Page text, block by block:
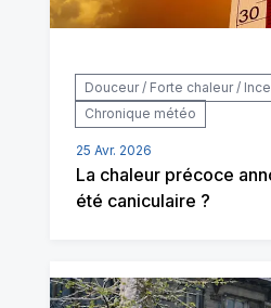
Douceur / Forte chaleur /
Chronique météo
25 Avr. 2026
La chaleur précoce
été caniculaire ?